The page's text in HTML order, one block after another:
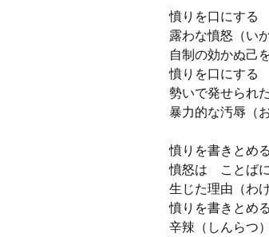
アーカイブ（４）
記事（151）～
アーカイブ（５）
記事（201）～
アーカイブ（４
講演録
アーカイブ（５）
四国遍路紀行文
憤りを口にする
露わな憤怒（い
自制の効かぬ己
憤りを口にする
勢いで発せられ
暴力的な汚辱（
憤りを書きとめる
憤怒は ことば
生じた理由（わ
憤りを書きとめる
辛辣（しんらつ